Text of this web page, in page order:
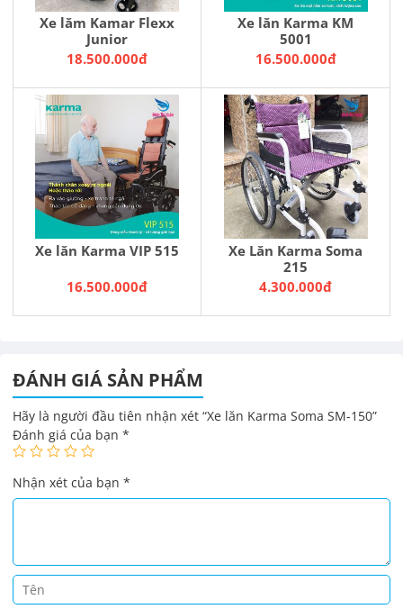
Xe lăm Kamar Flexx
Junior
18.500.000đ
Xe lăn Karma KM
5001
16.500.000đ
Xe lăn Karma VIP 515
16.500.000đ
Xe Lăn Karma Soma
215
4.300.000đ
ĐÁNH GIÁ SẢN PHẨM
Hãy là người đầu tiên nhận xét “Xe lăn Karma Soma SM-150”
Đánh giá của bạn *
Nhận xét của bạn *